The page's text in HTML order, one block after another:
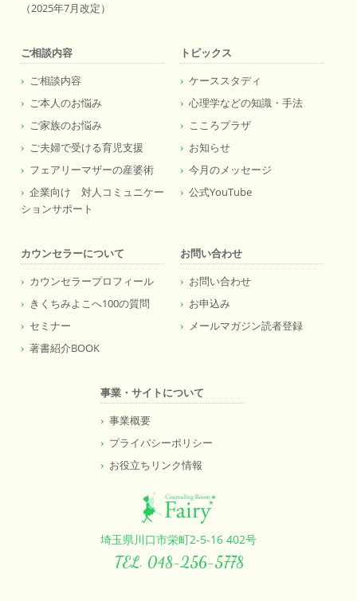
（2025年7月改定）
ご相談内容
ご相談内容
ご本人のお悩み
ご家族のお悩み
ご夫婦で受ける育児支援
フェアリーマザーの産婆術
企業向け 対人コミュニケー
ションサポート
トピックス
ケーススタディ
心理学などの知識・手法
こころプラザ
お知らせ
今月のメッセージ
公式YouTube
カウンセラーについて
カウンセラープロフィール
きくちみよこへ100の質問
セミナー
著書紹介BOOK
お問い合わせ
お問い合わせ
お申込み
メールマガジン読者登録
事業・サイトについて
事業概要
プライバシーポリシー
お役立ちリンク情報
埼玉県川口市栄町2-5-16 402号
TEL. 048-256-5778